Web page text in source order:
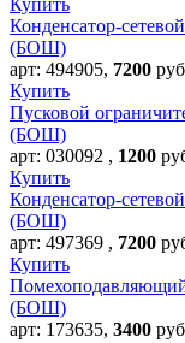
Конденсатор-
(БОШ)
арт: 494905, 7200
Купить
Пусковой
(БОШ)
арт: 030092 , 1200
Купить
Конденсатор-
(БОШ)
арт: 497369 , 7200
Купить
(БОШ)
арт: 173635, 3400